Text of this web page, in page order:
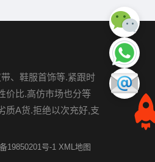
、鞋服首饰等.紧跟时
价比.高仿市场也分等
质A货.拒绝以次充好,支
19850201号-1 XML地图